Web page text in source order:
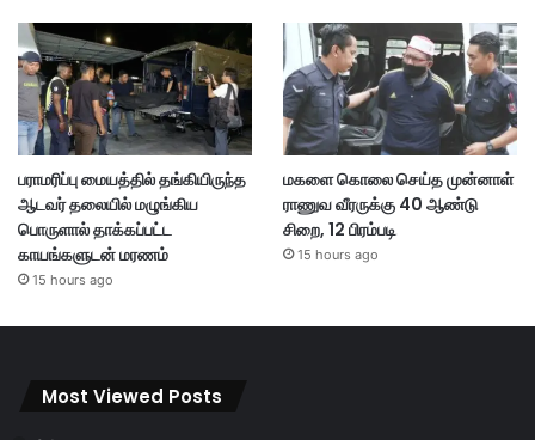
பராமரிப்பு மையத்தில் தங்கியிருந்த
ஆடவர் தலையில் மழுங்கிய
பொருளால் தாக்கப்பட்ட
காயங்களுடன் மரணம்
15 hours ago
மகளை கொலை செய்த முன்னாள்
ராணுவ வீரருக்கு 40 ஆண்டு
சிறை, 12 பிரம்படி
15 hours ago
Most Viewed Posts